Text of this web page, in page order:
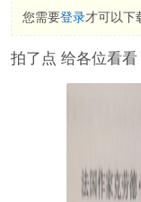
您需要登录才可以下
拍了点 给各位看看